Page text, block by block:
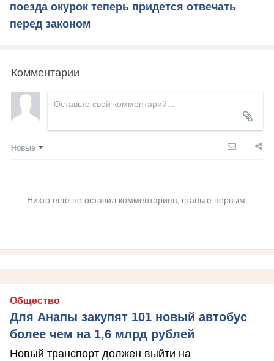
поезда окурок теперь придется отвечать
перед законом
Комментарии
Новые
Никто ещё не оставил комментариев, станьте первым.
Общество
Для Анапы закупят 101 новый автобус
более чем на 1,6 млрд рублей
Новый транспорт должен выйти на